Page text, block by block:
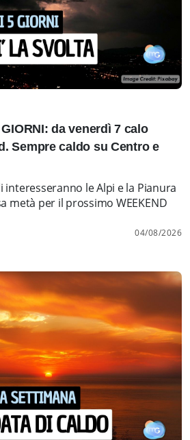
da venerdì 7 calo
Sempre caldo su Centro e
le Alpi e la Pianura
metà per il prossimo WEEKEND
04/08/2026